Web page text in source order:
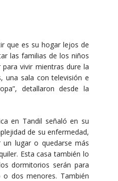
que es su hogar lejos de
las familias de los niños
vivir mientras dure la
una sala con televisión e
detallaron desde la
en Tandil señaló en su
de su enfermedad,
lugar o quedarse más
Esta casa también lo
dormitorios serán para
dos menores. También